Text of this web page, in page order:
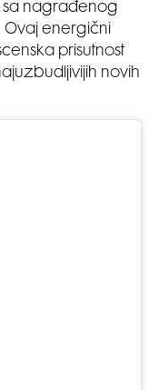
sa nagrađenog
Ovaj energični
prisutnost
novih